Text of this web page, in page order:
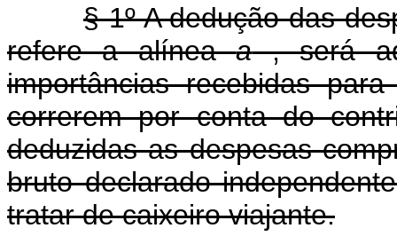
§ 1º A dedução das
refere a alíneaa, será
importâncias recebidas
correrem por conta do
deduzidas as despesas
bruto declarado
tratar de caixeiro viajante.